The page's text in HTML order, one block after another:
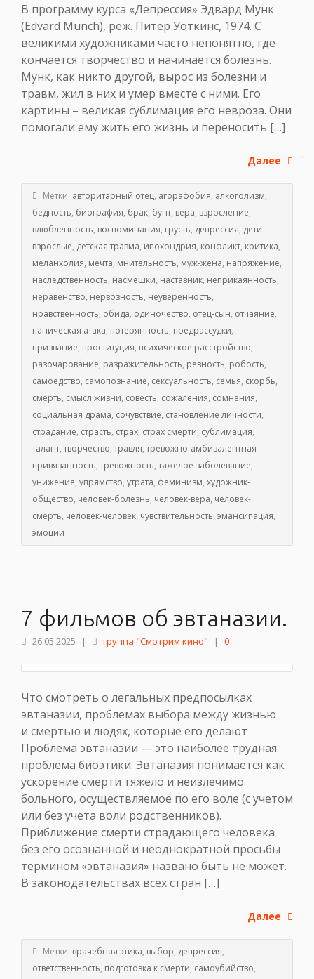
В программу курса «Депрессия» Эдвард Мунк
(Edvard Munch), реж. Питер Уоткинс, 1974. С
великими художниками часто непонятно, где
кончается творчество и начинается болезнь.
Мунк, как никто другой, вырос из болезни и
травм, жил в них и умер вместе с ними. Его
картины – великая сублимация его невроза. Они
помогали ему жить его жизнь и переносить […]
Далее
Метки: авторитарный отец, агорафобия, алкоголизм,
бедность, биография, брак, бунт, вера, взросление,
влюбленность, воспоминания, грусть, депрессия, дети-
взрослые, детская травма, ипохондрия, конфликт, критика,
меланхолия, мечта, мнительность, муж-жена, напряжение,
наследственность, насмешки, наставник, неприкаянность,
неравенство, нервозность, неуверенность,
нравственность, обида, одиночество, отец-сын, отчаяние,
паническая атака, потерянность, предрассудки,
призвание, проституция, психическое расстройство,
разочарование, разражительность, ревность, робость,
самоедство, самопознание, сексуальность, семья, скорбь,
смерть, смысл жизни, совесть, сожаления, сомнения,
социальная драма, сочувствие, становление личности,
страдание, страсть, страх, страх смерти, сублимация,
талант,творчество,травля,тревожно-амбивалентная
привязанность,тревожность,тяжелое заболевание,
унижение, упрямство, утрата, феминизм, художник-
общество, человек-болезнь, человек-вера, человек-
смерть, человек-человек, чувствительность, эмансипация,
эмоции
7 фильмов об эвтаназии.
26.05.2025 | группа "Смотрим кино" | 0
Что смотреть о легальных предпосылках
эвтаназии, проблемах выбора между жизнью
и смертью и людях, которые его делают
Проблема эвтаназии — это наиболее трудная
проблема биоэтики. Эвтаназия понимается как
ускорение смерти тяжело и неизлечимо
больного, осуществляемое по его воле (с учетом
или без учета воли родственников).
Приближение смерти страдающего человека
без его осознанной и неоднократной просьбы
термином «эвтаназия» названо быть не может.
В законодательствах всех стран […]
Далее
Метки: врачебная этика, выбор, депрессия,
ответственность, подготовка к смерти, самоубийство,